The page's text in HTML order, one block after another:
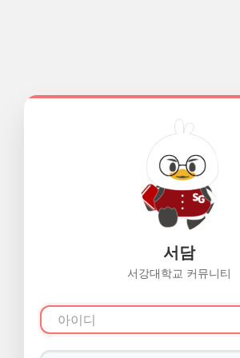
서담
서강대학교 커뮤니티